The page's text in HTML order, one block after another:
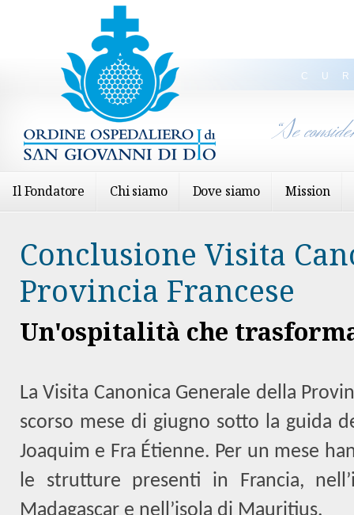
Il Fondatore Chi siamo Dove siamo Mission
“Se
Conclusione Visita
Provincia Francese
Un'ospitalità che
La Visita Canonica Generale della
scorso mese di giugno sotto la guida
Joaquim e Fra Étienne. Per un mese
le strutture presenti in Francia,
Madagascar e nell’isola di Mauritius.